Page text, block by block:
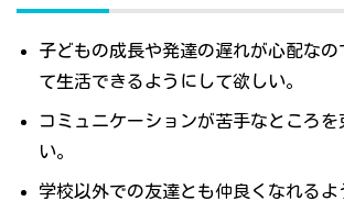
子どもの成長や発達の遅れが心配なの
て生活できるようにして欲しい。
コミュニケーションが苦手なところを
い。
学校以外での友達とも仲良くなれるよ